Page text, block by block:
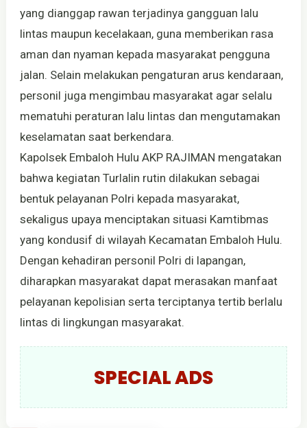
yang dianggap rawan terjadinya gangguan lalu
lintas maupun kecelakaan, guna memberikan rasa
aman dan nyaman kepada masyarakat pengguna
jalan. Selain melakukan pengaturan arus kendaraan,
personil juga mengimbau masyarakat agar selalu
mematuhi peraturan lalu lintas dan mengutamakan
keselamatan saat berkendara.
Kapolsek Embaloh Hulu AKP RAJIMAN mengatakan
bahwa kegiatan Turlalin rutin dilakukan sebagai
bentuk pelayanan Polri kepada masyarakat,
sekaligus upaya menciptakan situasi Kamtibmas
yang kondusif di wilayah Kecamatan Embaloh Hulu.
Dengan kehadiran personil Polri di lapangan,
diharapkan masyarakat dapat merasakan manfaat
pelayanan kepolisian serta terciptanya tertib berlalu
lintas di lingkungan masyarakat.
SPECIAL ADS